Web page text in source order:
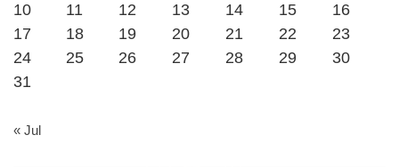
10 11 12 13 14 15
16
17
18 19 20 21 22
23
24
25 26 27 28 29
30
31
« Jul